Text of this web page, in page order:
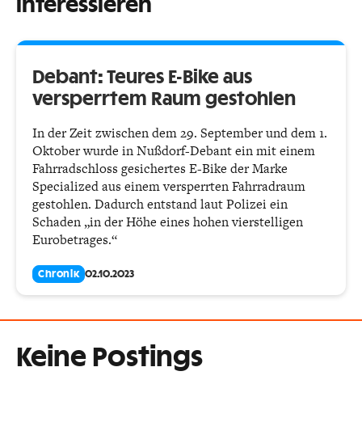
interessieren
Debant: Teures E-Bike aus
versperrtem Raum gestohlen
In der Zeit zwischen dem 29. September und dem 1.
Oktober wurde in Nußdorf-Debant ein mit einem
Fahrradschloss gesichertes E-Bike der Marke
Specialized aus einem versperrten Fahrradraum
gestohlen. Dadurch entstand laut Polizei ein
Schaden „in der Höhe eines hohen vierstelligen
Eurobetrages.“
Chronik 02.10.2023
Keine Postings